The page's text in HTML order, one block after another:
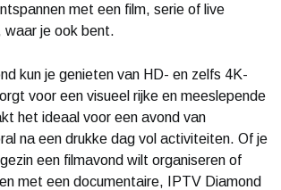
met een film, serie of live
je ook bent.
kun je genieten van HD- en zelfs 4K-
voor een visueel rijke en meeslepende
het ideaal voor een avond van
na een drukke dag vol activiteiten. Of je
een filmavond wilt organiseren of
met een documentaire, IPTV Diamond